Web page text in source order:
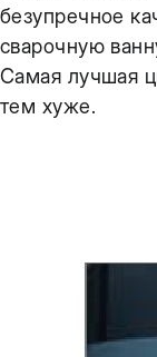
безупречное
сварочную
Самая лучшая
тем хуже.